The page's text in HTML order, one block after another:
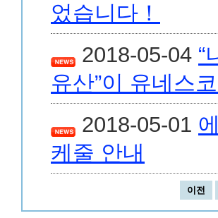
었습니다！
2018-05-04 “
유산”이 유네스
2018-05-01
케줄 안내
이전